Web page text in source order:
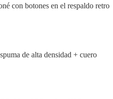
con botones en el respaldo retro
de alta densidad + cuero